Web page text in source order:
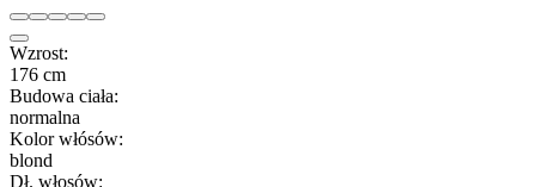
Wzrost:
176 cm
Budowa ciała:
normalna
Kolor włósów:
blond
Dł. włosów: